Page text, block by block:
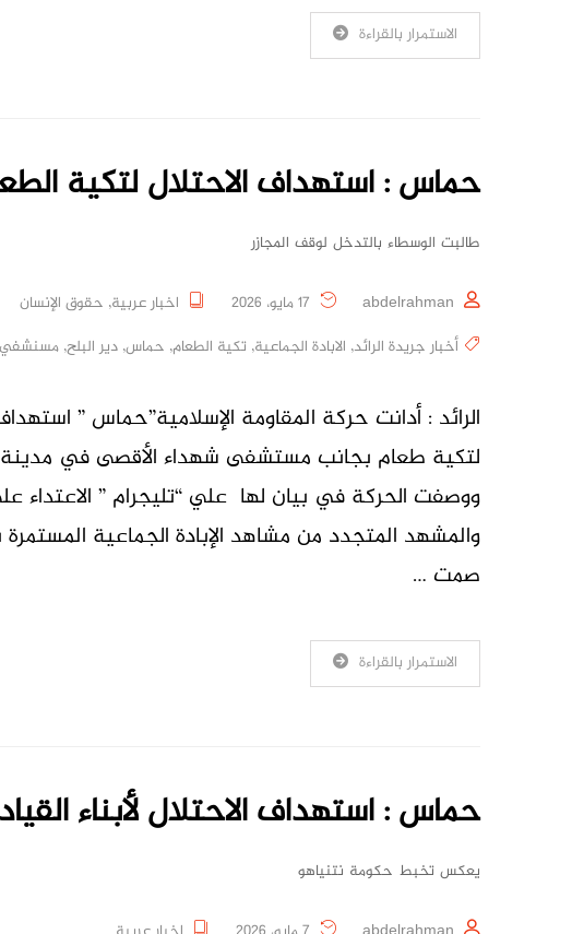
الاستمرار بالقراءة
حماس : استهداف الاحتلال لتكية
طالبت الوسطاء بالتدخل لوقف المجازر
abdelrahman اخبار عربية, حقوق الإنسان
أخبار جريدة الرائد, الابادة الجماعية, تكية الطعام, حماس, دير البلح, مسنشفي
الرائد : أدانت حركة المقاومة الإسلامية”حماس ”
لتكية طعام بجانب مستشفى شهداء الأقصى في مدينة
ووصفت الحركة في بيان لها علي “تليجرام ” الاعتداء
والمشهد المتجدد من مشاهد الإبادة الجماعية
صمت …
الاستمرار بالقراءة
حماس : استهداف الاحتلال لأبناء
يعكس تخبط حكومة نتنياهو